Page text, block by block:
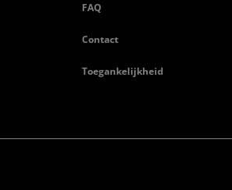
FAQ
Contact
Toegankelijkheid